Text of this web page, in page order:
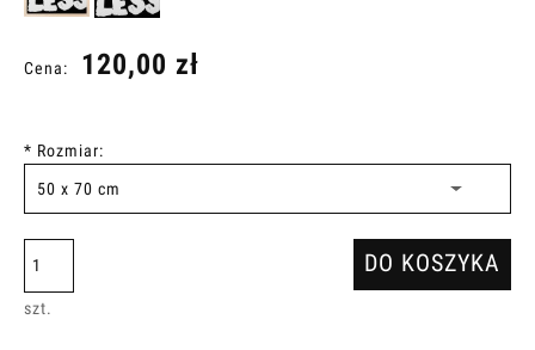
Cena: 120,00 zł
* Rozmiar:
szt.
DO KOSZYKA